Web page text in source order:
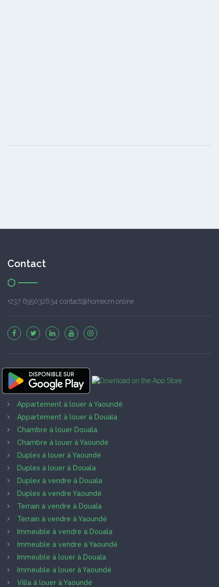
Contact
+237 695032634 contact@homecm.online
Appartement à louer à Yaoundé
Appartement à louer à Douala
Chambre à louer Douala
Chambre à louer à Yaoundé
Duplex à louer à Yaoundé
Duplex à louer à Douala
Duplex à vendre à Douala
Duplex à vendre Yaoundé
Terrain à vendre à Douala
Terrain à vendre à Yaoundé
Immeuble à vendre à Douala
Immeuble à vendre à Yaoundé
Immeuble à louer à Douala
Immeuble à louer à Yaoundé
Villa à louer à Yaoundé